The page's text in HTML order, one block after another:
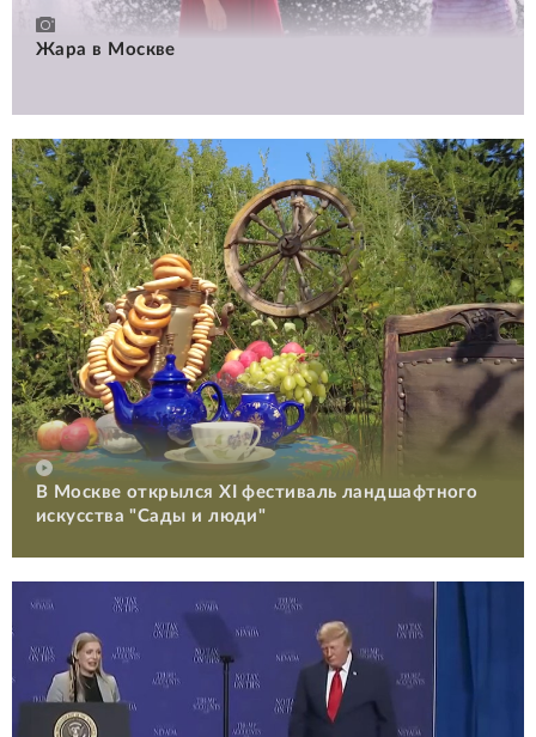
Жара в Москве
В Москве открылся XI фестиваль ландшафтного
искусства "Сады и люди"